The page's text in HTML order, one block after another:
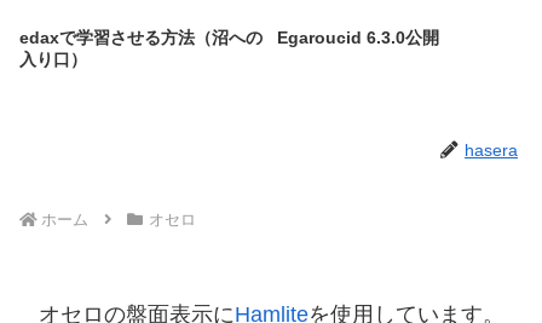
edaxで学習させる方法（沼への
入り口）
Egaroucid 6.3.0公開
hasera
ホーム オセロ
オセロの盤面表示にHamliteを使用しています。